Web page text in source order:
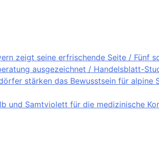
zeigt seine erfrischende Seite / Fünf
ausgezeichnet / Handelsblatt-
stärken das Bewusstsein für alpine
und Samtviolett für die medizinische